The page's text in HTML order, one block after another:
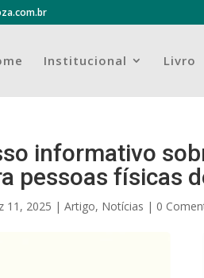
Institucional Livro
informativo
pessoas físicas
11, 2025 |Artigo, Notícias | 0